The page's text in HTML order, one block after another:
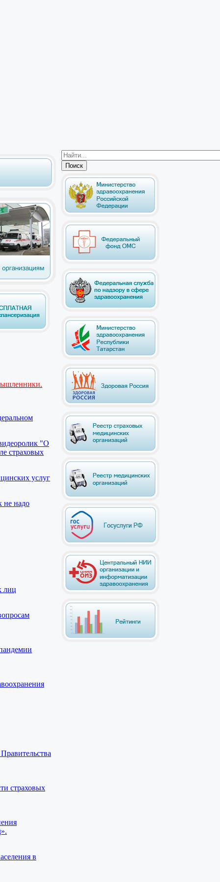
"О
страховых
услуг
не надо
лиц
страховых
в